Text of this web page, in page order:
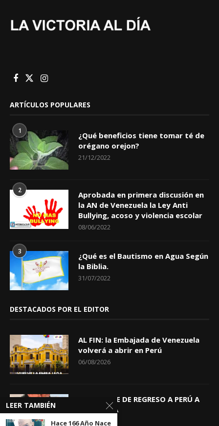
ARTÍCULOS POPULARES
1
¿Qué beneficios tiene tomar té de
orégano orejon?
21/12/2022
2
Aprobada en primera discusión en
la AN de Venezuela la Ley Anti
Bullying, acoso y violencia escolar
08/06/2022
3
¿Qué es el Bautismo en Agua Según
la Biblia.
31/07/2022
DESTACADOS POR EL EDITOR
AL FIN: la Embajada de Venezuela
volverá a abrir en Perú
06/08/2026
KEIKO TRAE DE REGRESO A PERÚ A
GIOVANNA
04/08/2026
LEER TAMBIÉN
Hace 166 Año Nace